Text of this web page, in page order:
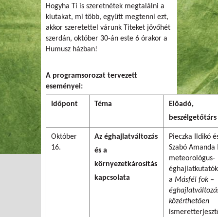
Hogyha Ti is szeretnétek megtalálni a
kiutakat, mi több, együtt megtenni ezt,
akkor szeretettel várunk Titeket jövőhét
szerdán, október 30-án este 6 órakor a
Humusz házban!
A programsorozat tervezett
eseményei:
Időpont Téma
Előadó,
beszélgetőtárs
Október
16.
Az éghajlatváltozás
és a
környezetkárosítás
kapcsolata
Pieczka Ildikó
Szabó Amanda
meteorológus-
a Másfél fok –
közérthetően